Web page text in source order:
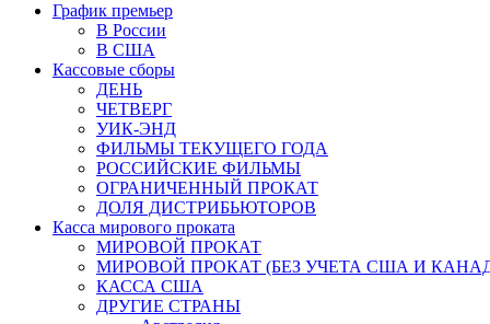
График премьер
В России
В США
Кассовые сборы
ДЕНЬ
ЧЕТВЕРГ
УИК-ЭНД
ФИЛЬМЫ ТЕКУЩЕГО ГОДА
РОССИЙСКИЕ ФИЛЬМЫ
ОГРАНИЧЕННЫЙ ПРОКАТ
ДОЛЯ ДИСТРИБЬЮТОРОВ
Касса мирового проката
МИРОВОЙ ПРОКАТ
МИРОВОЙ ПРОКАТ (БЕЗ УЧЕТА США И
КАССА США
ДРУГИЕ СТРАНЫ